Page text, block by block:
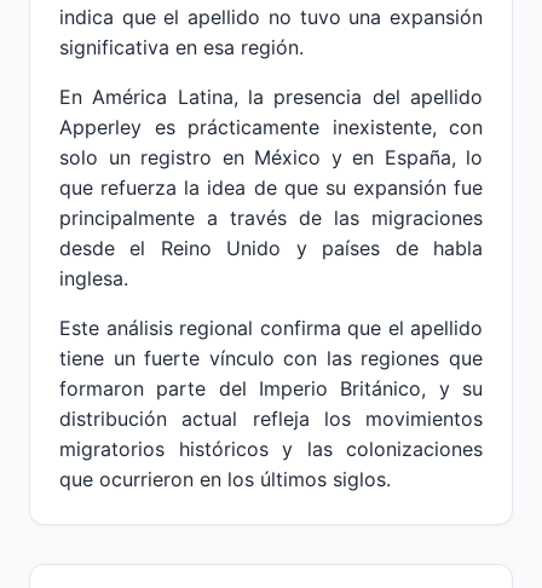
indica que el apellido no tuvo una expansión
significativa en esa región.
En América Latina, la presencia del apellido
Apperley es prácticamente inexistente, con
solo un registro en México y en España, lo
que refuerza la idea de que su expansión fue
principalmente a través de las migraciones
desde el Reino Unido y países de habla
inglesa.
Este análisis regional confirma que el apellido
tiene un fuerte vínculo con las regiones que
formaron parte del Imperio Británico, y su
distribución actual refleja los movimientos
migratorios históricos y las colonizaciones
que ocurrieron en los últimos siglos.